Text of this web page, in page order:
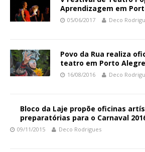
Aprendizagem em
05/06/2017 Deco
Povo da Rua realiza
teatro em Porto Alegre
16/08/2016 Deco
Bloco da Laje propõe oficinas
preparatórias para o Carnaval
09/11/2015 Deco Rodrigues